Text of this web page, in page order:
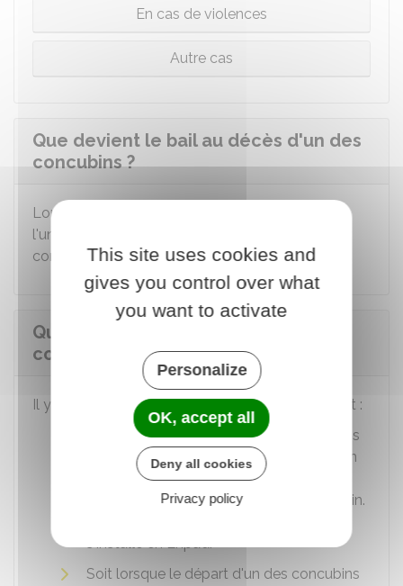
En cas de violences
Autre cas
Que devient le bail au décès d'un des
concubins ?
Lorsque les 2 concubins ont signé le bail, et que
l'un d'entre eux meurt, le bail se poursuit avec le
concubin restant dans le logement.
Que devient le bail lorsqu'un des
concubins abandonne le logement ?
Il y a abandon du domiciledans 2 cas seulement :
Soit lorsque le départ d'un des concubins
est rendu inéluctable et définitif en raison
de son état de santé, et que ce départ
s'impose à lui-même et à l'autre concubin.
s'installe enEhpad.
Soit lorsque le départ d'un des concubins
This site uses cookies and
gives you control over what
you want to activate
Personalize
OK, accept all
Deny all cookies
Privacy policy